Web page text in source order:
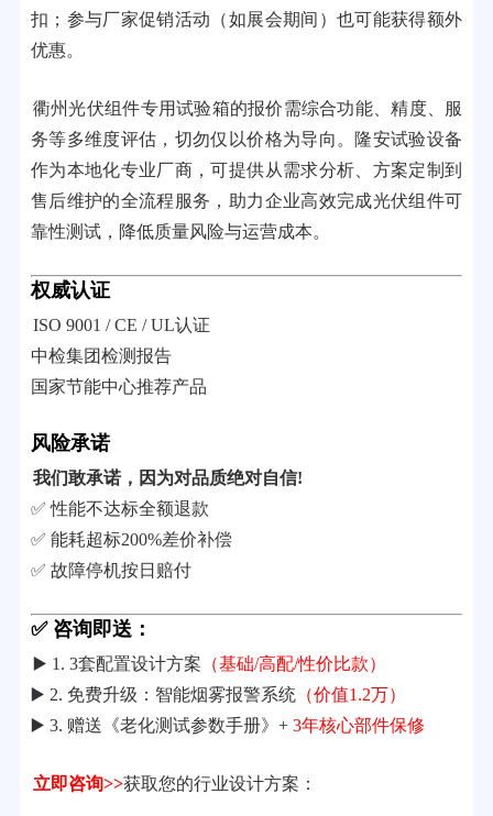
扣；参与厂家促销活动（如展会期间）也可能获得额外
优惠。
衢州光伏组件专用试验箱的报价需综合功能、精度、服
务等多维度评估，切勿仅以价格为导向。隆安试验设备
作为本地化专业厂商，可提供从需求分析、方案定制到
售后维护的全流程服务，助力企业高效完成光伏组件可
靠性测试，降低质量风险与运营成本。
权威认证
ISO 9001 / CE / UL认证
中检集团检测报告
国家节能中心推荐产品
风险承诺
我们敢承诺，因为对品质绝对自信!
✅ 性能不达标全额退款
✅ 能耗超标200%差价补偿
✅ 故障停机按日赔付
✅ 咨询即送：
▶️ 1. 3套配置设计方案 （基础/高配/性价比款）
▶️ 2. 免费升级：智能烟雾报警系统（价值1.2万）
▶️ 3. 赠送《老化测试参数手册》+ 3年核心部件保修
立即咨询>>获取您的行业设计方案：